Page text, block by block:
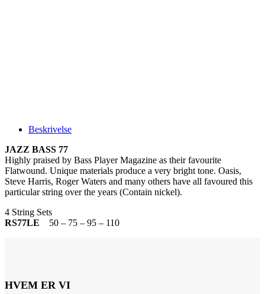
Beskrivelse
JAZZ BASS 77
Highly praised by Bass Player Magazine as their favourite
Flatwound. Unique materials produce a very bright tone. Oasis,
Steve Harris, Roger Waters and many others have all favoured this
particular string over the years (Contain nickel).
4 String Sets
RS77LE 50 – 75 – 95 – 110
HVEM ER VI